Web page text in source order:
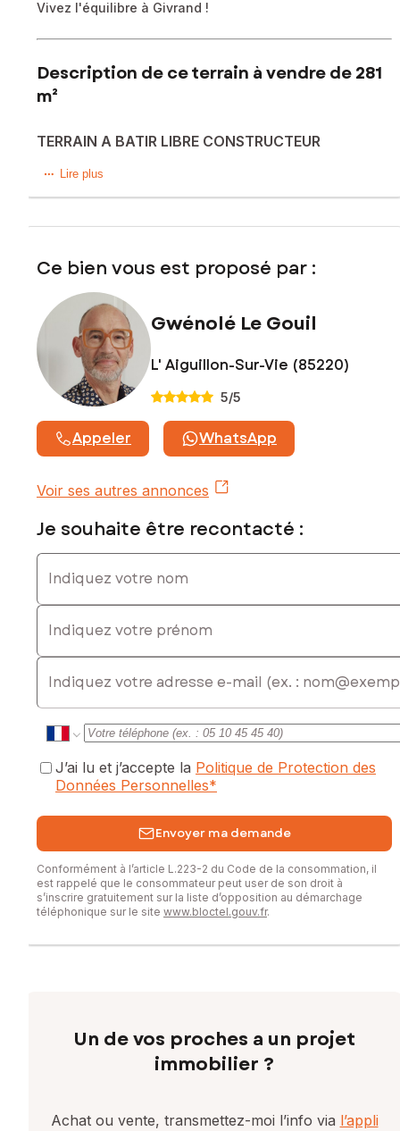
Vivez l'équilibre à Givrand !
Description de ce terrain à vendre de 281
m²
TERRAIN A BATIR LIBRE CONSTRUCTEUR
Un territoire à l’identité rurale & au dynamisme balnéaire
Gué Gorand vous offre une opportunité rare de devenir
préservé.
Ici, profitez d’un environnement serein, à proximité
immédiate des plages du littoral et des sentiers de
promenade du marais. Ancrée dans une histoire riche,
Givrand séduit par son authenticité et sa convivialité, offrant
un cadre de vie harmonieux entre nature et douceur de
vivre.
Les atouts du programme :
Jusqu’à 2 000 € d’aides pour les primo-accédants, avec le
soutien du Pays de Saint Gilles Croix de Vie
Ecoles maternelle et primaire, commerces de proximité,
Proximité immédiate de Saint-Gilles-Croix-de-Vie
À seulement 8 minutes des plages
Les informations sur les risques auxquels ce bien est
exposé sont disponibles sur le site Géorisques :
www.georisques.gouv.fr
Prix de vente : 71 925 €
Honoraires charge vendeur
0602306137, E-mail : gwenole.legouil@safti.fr - EI - Agent
commercial immatriculé au RSAC de La Roche-sur-Yon sous
le numéro 423987403
Lire plus
Ce bien vous est proposé par :
Gwénolé Le Gouil
L' Aiguillon-Sur-Vie (85220)
5/5
Appeler WhatsApp
Voir ses autres annonces
Je souhaite être recontacté :
Indiquez votre nom
Indiquez votre prénom
E-mail
J’ai lu et j’accepte la Politique de Protection des
Données Personnelles*
Envoyer ma demande
Conformément à l’article L.223-2 du Code de la consommation, il
est rappelé que le consommateur peut user de son droit à
s’inscrire gratuitement sur la liste d’opposition au démarchage
téléphonique sur le site www.bloctel.gouv.fr.
Un de vos proches a un projet
immobilier ?
Achat ou vente, transmettez-moi l’info via l’appli